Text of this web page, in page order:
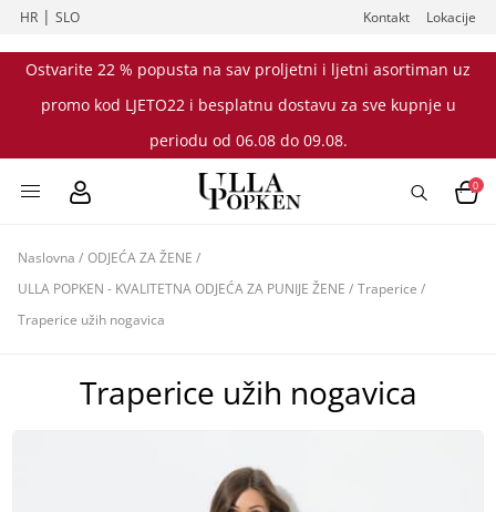
HR |SLO Kontakt Lokacije
Ostvarite 22 % popusta na sav proljetni i ljetni asortiman uz
promo kod LJETO22 i besplatnu dostavu za sve kupnje u
periodu od 06.08 do 09.08.
0
Naslovna / ODJEĆA ZA ŽENE /
ULLA POPKEN - KVALITETNA ODJEĆA ZA PUNIJE ŽENE / Traperice /
Traperice užih nogavica
Traperice užih nogavica